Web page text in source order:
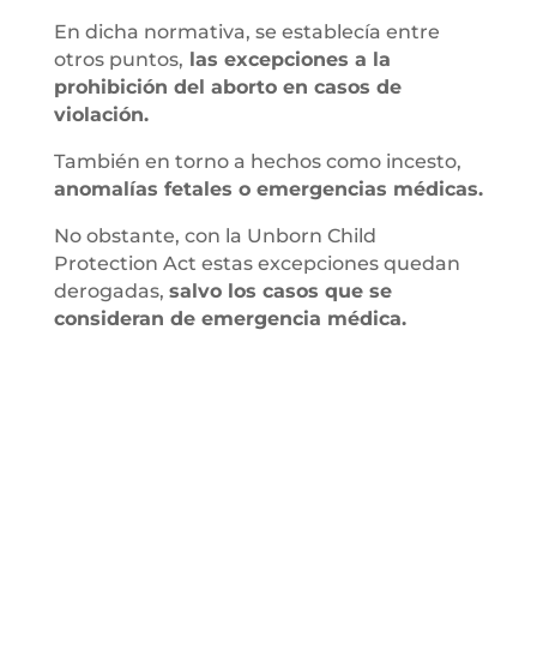
En dicha normativa, se establecía entre
otros puntos, las excepciones a la
prohibición del aborto en casos de
violación.
También en torno a hechos como incesto,
anomalías fetales o emergencias médicas.
No obstante, con la Unborn Child
Protection Act estas excepciones quedan
derogadas, salvo los casos que se
consideran de emergencia médica.